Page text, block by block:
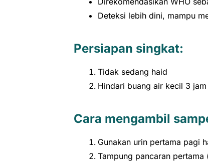
Deteksi lebih dini, mampu
Persiapan singkat:
Tidak sedang haid
Hindari buang air kecil 3
Cara mengambil
Gunakan urin pertama pagi
Tampung pancaran pertama